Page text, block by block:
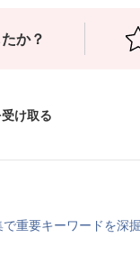
か？
け取る
重要キーワードを深